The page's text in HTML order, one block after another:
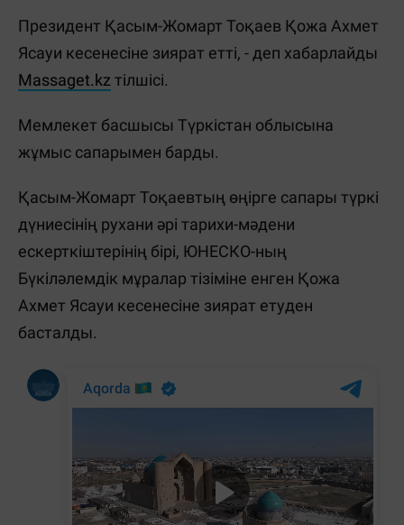
Президент Қасым-Жомарт Тоқаев Қожа Ахмет
Ясауи кесенесіне зиярат етті, - деп хабарлайды
Massaget.kz тілшісі.
Мемлекет басшысы Түркістан облысына
жұмыс сапарымен барды.
Қасым-Жомарт Тоқаевтың өңірге сапары түркі
дүниесінің рухани әрі тарихи-мәдени
ескерткіштерінің бірі, ЮНЕСКО-ның
Бүкіләлемдік мұралар тізіміне енген Қожа
Ахмет Ясауи кесенесіне зиярат етуден
басталды.